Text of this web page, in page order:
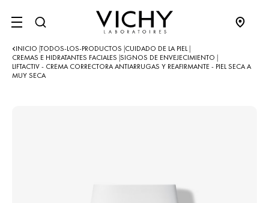
SITE MENU
INICIO TODOS-LOS-PRODUCTOS CUIDADO DE LA PIEL
CREMAS E HIDRATANTES FACIALES SIGNOS DE ENVEJECIMIENTO
LIFTACTIV - CREMA CORRECTORA ANTIARRUGAS Y REAFIRMANTE - PIEL SECA A
MUY SECA